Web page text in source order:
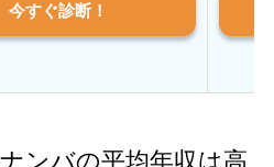
今すぐ診断！
ナンバの平均年収は高